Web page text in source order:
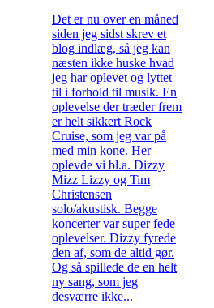
Det er nu over en måned
siden jeg sidst skrev et
blog indlæg, så jeg kan
næsten ikke huske hvad
jeg har oplevet og lyttet
til i forhold til musik. En
oplevelse der træder frem
er helt sikkert Rock
Cruise, som jeg var på
med min kone. Her
oplevde vi bl.a. Dizzy
Mizz Lizzy og Tim
Christensen
solo/akustisk. Begge
koncerter var super fede
oplevelser. Dizzy fyrede
den af, som de altid gør.
Og så spillede de en helt
ny sang, som jeg
desværre ikke...